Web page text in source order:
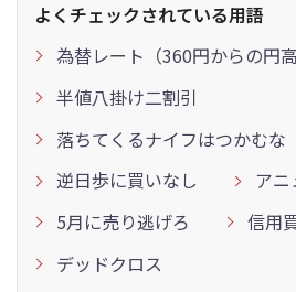
よくチェックされている用語
為替レート（360円からの円高
半値八掛け二割引
落ちてくるナイフはつかむな
逆日歩に買いなし
アニ
5月に売り逃げろ
信用
デッドクロス